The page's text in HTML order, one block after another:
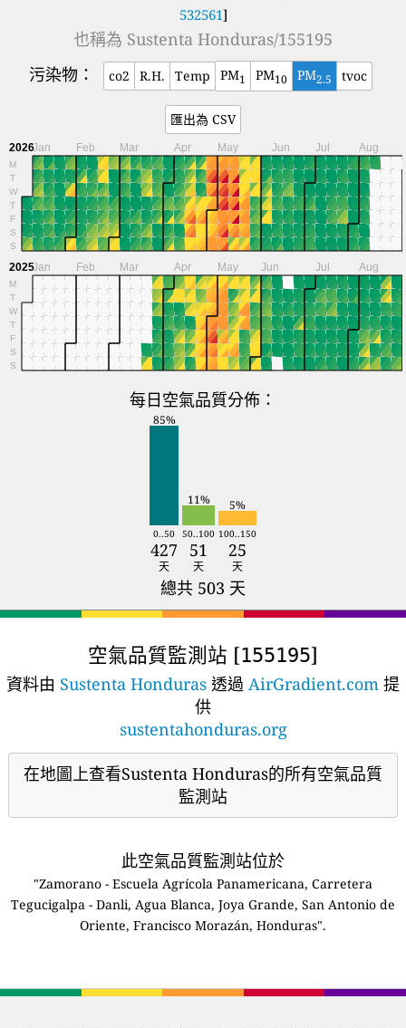
532561]
也稱為 Sustenta Honduras/155195
污染物：
co2 R.H. Temp PM1 PM10 PM2.5 tvoc
匯出為 CSV
2026
M
T
W
T
F
S
S
Jan Feb Mar Apr May Jun Jul Aug
2025
M
T
W
T
F
S
S
Jan Feb Mar Apr May Jun Jul Aug
每日空氣品質分佈：
85%
11% 5%
0..50 50..100 100..150
427 51 25
天 天 天
總共 503 天
空氣品質監測站 [155195]
資料由 Sustenta Honduras 透過 AirGradient.com 提
供
sustentahonduras.org
在地圖上查看Sustenta Honduras的所有空氣品質
監測站
此空氣品質監測站位於
"Zamorano - Escuela Agrícola Panamericana, Carretera
Tegucigalpa - Danli, Agua Blanca, Joya Grande, San Antonio de
Oriente, Francisco Morazán, Honduras".